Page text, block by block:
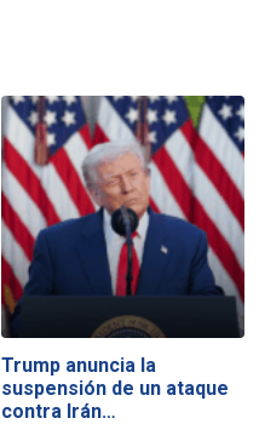
Trump anuncia la
suspensión de un ataque
contra Irán…